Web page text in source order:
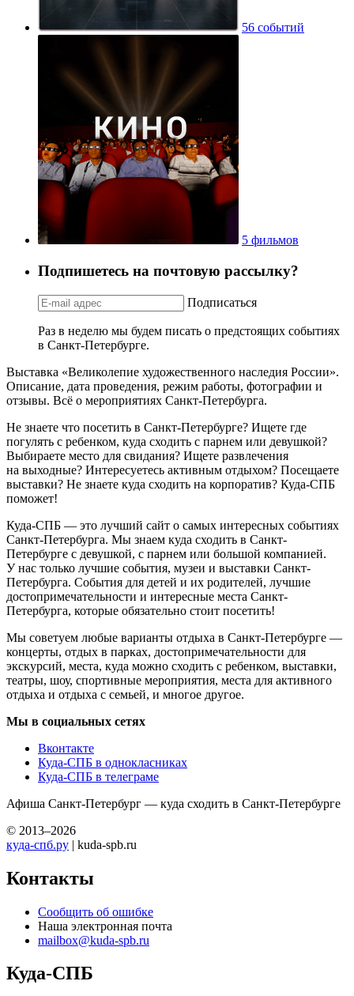
56 событий
5 фильмов
Подпишетесь на почтовую рассылку?
Подписаться
Раз в неделю мы будем писать о предстоящих событиях
в Санкт-Петербурге.
Выставка «Великолепие художественного наследия России».
Описание, дата проведения, режим работы, фотографии и
отзывы. Всё о мероприятиях Санкт-Петербурга.
Не знаете что посетить в Санкт-Петербурге? Ищете где
погулять с ребенком, куда сходить с парнем или девушкой?
Выбираете место для свидания? Ищете развлечения
на выходные? Интересуетесь активным отдыхом? Посещаете
выставки? Не знаете куда сходить на корпоратив? Куда-СПБ
поможет!
Куда-СПБ — это лучший сайт о самых интересных событиях
Санкт-Петербурга. Мы знаем куда сходить в Санкт-
Петербурге с девушкой, с парнем или большой компанией.
У нас только лучшие события, музеи и выставки Санкт-
Петербурга. События для детей и их родителей, лучшие
достопримечательности и интересные места Санкт-
Петербурга, которые обязательно стоит посетить!
Мы советуем любые варианты отдыха в Санкт-Петербурге —
концерты, отдых в парках, достопримечательности для
экскурсий, места, куда можно сходить с ребенком, выставки,
театры, шоу, спортивные мероприятия, места для активного
отдыха и отдыха с семьей, и многое другое.
Мы в социальных сетях
Вконтакте
Куда-СПБ в однокласниках
Куда-СПБ в телеграме
Афиша Санкт-Петербург — куда сходить в Санкт-Петербурге
© 2013–2026
куда-спб.ру | kuda-spb.ru
Контакты
Сообщить об ошибке
Наша электронная почта
mailbox@kuda-spb.ru
Куда-СПБ